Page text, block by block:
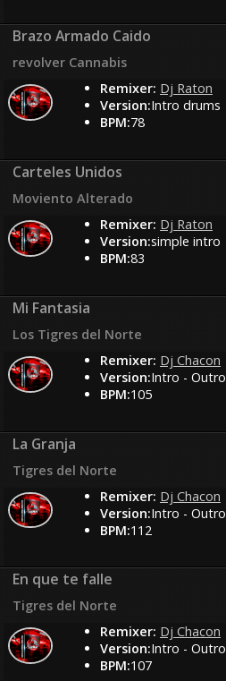
Brazo Armado Caido
revolver Cannabis
Remixer: Dj Raton
Version:Intro drums
BPM:78
Carteles Unidos
Moviento Alterado
Remixer: Dj Raton
Version:simple intro
BPM:83
Mi Fantasia
Los Tigres del Norte
Remixer: Dj Chacon
Version:Intro - Outro
BPM:105
La Granja
Tigres del Norte
Remixer: Dj Chacon
Version:Intro - Outro
BPM:112
En que te falle
Tigres del Norte
Remixer: Dj Chacon
Version:Intro - Outro
BPM:107